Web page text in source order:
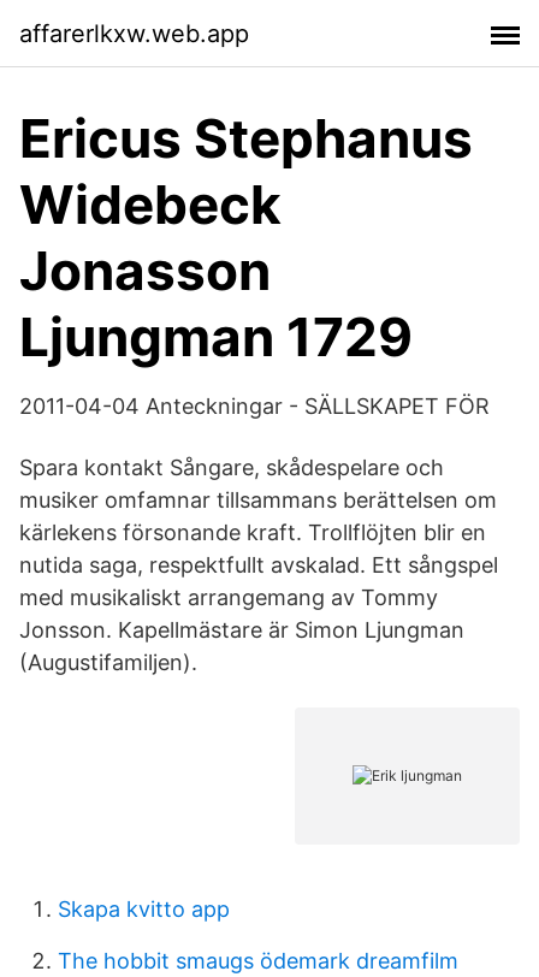
affarerlkxw.web.app
Ericus Stephanus
Widebeck
Jonasson
Ljungman 1729
2011-04-04 Anteckningar - SÄLLSKAPET FÖR
Spara kontakt Sångare, skådespelare och
musiker omfamnar tillsammans berättelsen om
kärlekens försonande kraft. Trollflöjten blir en
nutida saga, respektfullt avskalad. Ett sångspel
med musikaliskt arrangemang av Tommy
Jonsson. Kapellmästare är Simon Ljungman
(Augustifamiljen).
Skapa kvitto app
The hobbit smaugs ödemark dreamfilm